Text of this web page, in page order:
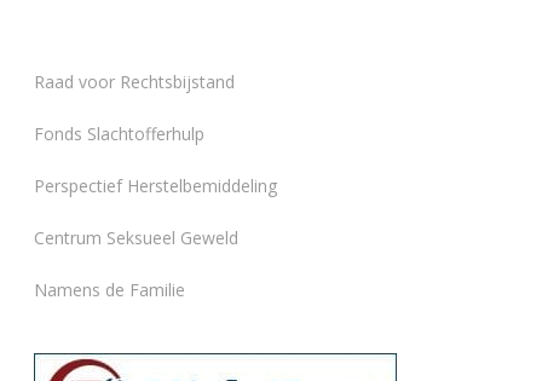
Raad voor Rechtsbijstand
Fonds Slachtofferhulp
Perspectief Herstelbemiddeling
Centrum Seksueel Geweld
Namens de Familie